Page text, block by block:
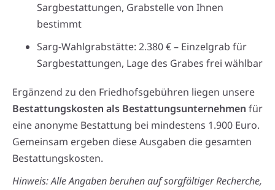
Sargbestattungen, Grabstelle von Ihnen
bestimmt
Sarg-Wahlgrabstätte: 2.380 € – Einzelgrab für
Sargbestattungen, Lage des Grabes frei wählbar
Ergänzend zu den Friedhofsgebühren liegen unsere
Bestattungskosten als Bestattungsunternehmen für
eine anonyme Bestattung bei mindestens 1.900 Euro.
Gemeinsam ergeben diese Ausgaben die gesamten
Bestattungskosten.
Hinweis: Alle Angaben beruhen auf sorgfältiger Recherche,